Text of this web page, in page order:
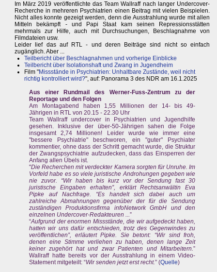
Im März 2019 veröffentlichte das Team Wallraff nach langer Undercover-
Recherche in mehreren Psychiatrien einen Beitrag mit vielen Beispielen.
Nicht alles konnte gezeigt werden, denn die Ausstrahlung wurde mit allen
Mitteln bekämpft - und Papi Staat kam seinen Repressionsstätten
mehrmals zur Hilfe, auch mit Durchsuchungen, Beschlagnahme von
Filmdateien usw.
Leider lief das auf RTL - und deren Beiträge sind nicht so einfach
zugänglich. Aber ...
Teilbericht über Beschlagnahmen und vorherige Einblicke
Teilbericht über Isolationshaft und Zwang in Jugendheim
Film "Missstände in Psychiatrien: Unhaltbare Zustände, weil nicht
richtig kontrolliert wird?", auf: Panorama 3 des NDR am 16.1.2025
Aus einer Rundmail des Werner-Fuss-Zentrum zu der
Reportage und den Folgen
Am Montagabend haben 1,55 Millionen der 14- bis 49-
Jährigen in RTL von 20.15 - 22.30 Uhr
Team Wallraff undercover in Psychiatrien und Jugendhilfe
gesehen. Inklusive der über-50-Jährigen sahen die Folge
insgesamt 2,74 Millionen! Leider wurde wie immer eine
"bessere Psychiatrie" beschworen, ein "guter" Psychiater
kommentier, ohne dass der Schritt gemacht wurde, die Struktur
der Zwangspsychiatrie aufzudecken, dass das Einsperren der
Anfang allen Übels ist.
"Die Recherchen mit verdeckter Kamera sorgten für Unruhe. Im
Vorfeld habe es so viele juristische Androhungen gegeben wie
nie zuvor. “Wir haben bis kurz vor der Sendung fast 30
juristische Eingaben erhalten”, erklärt Rechtsanwältin Eva
Pipke auf Nachfrage. “Es handelt sich dabei auch um
zahlreiche Abmahnungen gegenüber der für die Sendung
zuständigen Produktionsfirma infoNetwork GmbH und den
einzelnen Undercover-Redakteuren ...”
“Aufgrund der enormen Missstände, die wir aufgedeckt haben,
hatten wir uns dafür entschieden, trotz des Gegenwindes zu
veröffentlichen”, erläutert Pipke. Sie betont: “Wir sind froh,
denen eine Stimme verliehen zu haben, denen lange Zeit
keiner zugehört hat und zwar Patienten und Mitarbeitern.”
Wallraff hatte bereits vor der Ausstrahlung in einem Video-
Statement mitgeteilt: “Wir senden jetzt erst recht.” (Quelle)